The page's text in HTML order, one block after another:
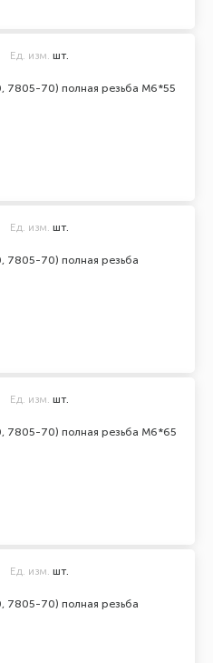
70) полная резьба М6*55
Ед. изм. шт.
70) полная резьба
Ед. изм. шт.
7805-70) полная резьба М6*65
Ед. изм. шт.
70) полная резьба
Ед. изм. шт.